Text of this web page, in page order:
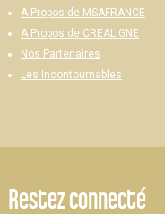
A Propos de MSAFRANCE
A Propos de CREALIGNE
Nos Partenaires
Les Incontournables
Restez connecté